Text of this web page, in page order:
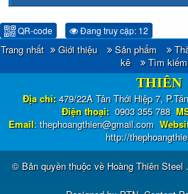
QR-code Đang truy cập: 12
Trang nhất Giới thiệu Sản phẩm
kê
Tìm kiếm
CÔNG TY TNHH ĐẦU TƯ
THIÊN
Địa chỉ:479/22A Tân Thới Hiệp 7,
Điện thoại: 0903 355 788
Email: thephoangthien@gmail.com
http://
© Bản quyền thuộc về Hoàng Thiên Steel